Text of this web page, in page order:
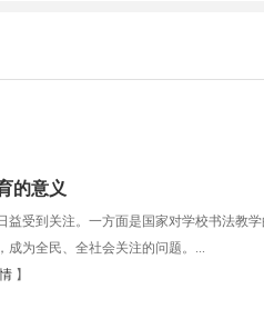
的意义
益受到关注。一方面是国家对学校书法教
成为全民、全社会关注的问题。...
】